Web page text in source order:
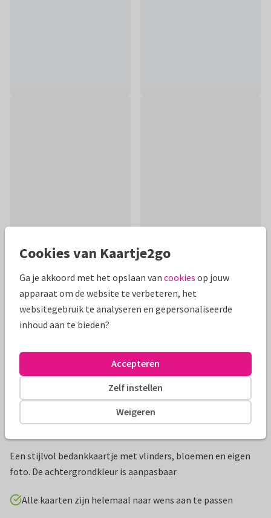
Mooie extra's bij je kaart
Een stijlvol bedankkaartje met vlinders, bloemen en eigen
foto. De achtergrondkleur is aanpasbaar
Alle kaarten zijn helemaal naar wens aan te passen
Cookies van Kaartje2go
Ga je akkoord met het opslaan van cookies op jouw
apparaat om de website te verbeteren, het
websitegebruik te analyseren en gepersonaliseerde
inhoud aan te bieden?
Weigeren
Zelf instellen
Accepteren